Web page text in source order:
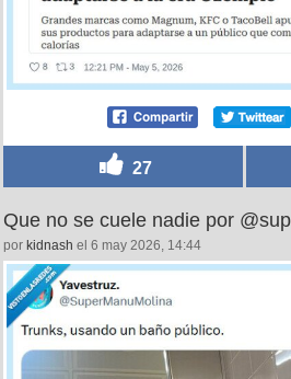
27
Que no se cuele nadie por
por kidnash el 6 may 2026, 14:44